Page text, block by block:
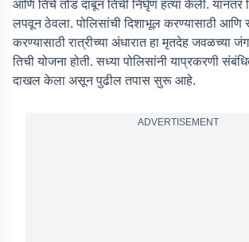
आणि तिचे तोंड दाबून तिची निर्घृण हत्या केली.
लपवून ठेवला. पोलिसांची दिशाभूल करण्यासाठी आणि
करण्यासाठी रात्रीच्या अंधारात हा मृतदेह जवळच्या
तिची योजना होती. सध्या पोलिसांनी याप्रकरणी
दाखल केला असून पुढील तपास सुरू आहे.
ADVERTISEMENT